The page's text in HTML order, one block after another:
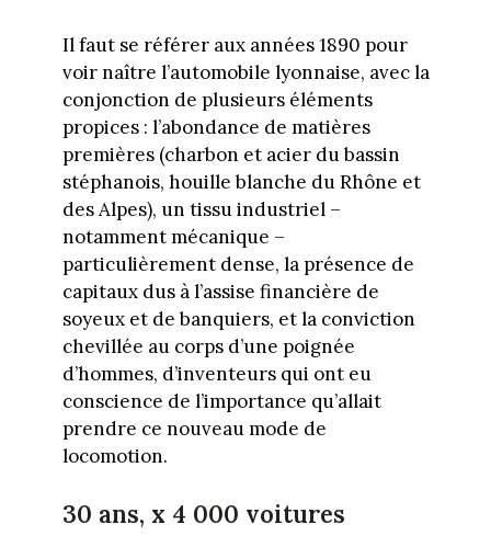
Il faut se référer aux années 1890 pour
voir naître l’automobile lyonnaise, avec la
conjonction de plusieurs éléments
propices : l’abondance de matières
premières (charbon et acier du bassin
stéphanois, houille blanche du Rhône et
des Alpes), un tissu industriel –
notamment mécanique –
particulièrement dense, la présence de
capitaux dus à l’assise financière de
soyeux et de banquiers, et la conviction
chevillée au corps d’une poignée
d’hommes, d’inventeurs qui ont eu
conscience de l’importance qu’allait
prendre ce nouveau mode de
locomotion.
30 ans, x 4 000 voitures